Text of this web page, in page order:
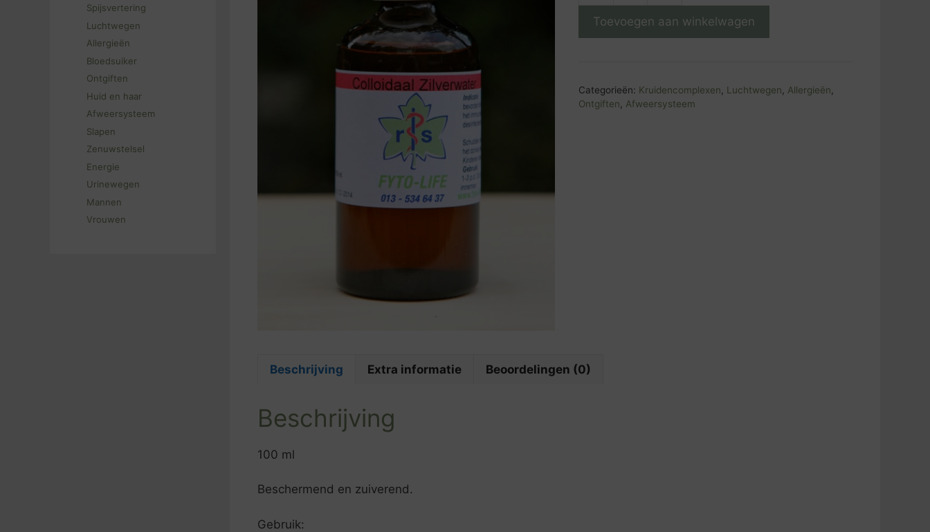
aantal
Toevoegen aan winkelwagen
Categorieën: Kruidencomplexen Luchtwegen Allergieën
Ontgiften
Afweersysteem
Beschrijving Extra informatie Beoordelingen (0)
Beschrijving
100 ml
Beschermend en zuiverend.
Gebruik:
Spijsvertering
Luchtwegen
Allergieën
Bloedsuiker
Ontgiften
Huid en haar
Afweersysteem
Slapen
Zenuwstelsel
Energie
Urinewegen
Mannen
Vrouwen